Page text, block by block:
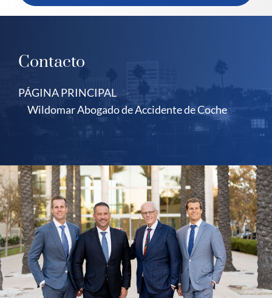
Contacto
PÁGINA PRINCIPAL
-
Wildomar Abogado de Accidente de Coche